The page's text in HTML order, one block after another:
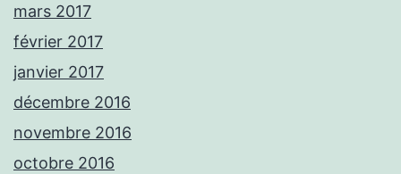
mars 2017
février 2017
janvier 2017
décembre 2016
novembre 2016
octobre 2016